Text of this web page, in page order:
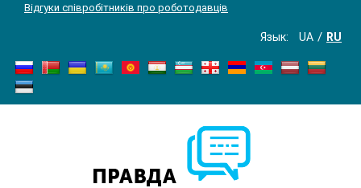
Відгуки співробітників про роботодавців
Язык: UA RU